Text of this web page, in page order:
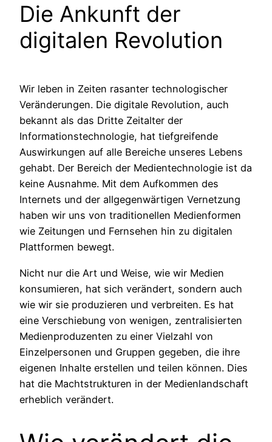
Die Ankunft der
digitalen Revolution
Wir leben in Zeiten rasanter technologischer
Veränderungen. Die digitale Revolution, auch
bekannt als das Dritte Zeitalter der
Informationstechnologie, hat tiefgreifende
Auswirkungen auf alle Bereiche unseres Lebens
gehabt. Der Bereich der Medientechnologie ist da
keine Ausnahme. Mit dem Aufkommen des
Internets und der allgegenwärtigen Vernetzung
haben wir uns von traditionellen Medienformen
wie Zeitungen und Fernsehen hin zu digitalen
Plattformen bewegt.
Nicht nur die Art und Weise, wie wir Medien
konsumieren, hat sich verändert, sondern auch
wie wir sie produzieren und verbreiten. Es hat
eine Verschiebung von wenigen, zentralisierten
Medienproduzenten zu einer Vielzahl von
Einzelpersonen und Gruppen gegeben, die ihre
eigenen Inhalte erstellen und teilen können. Dies
hat die Machtstrukturen in der Medienlandschaft
erheblich verändert.